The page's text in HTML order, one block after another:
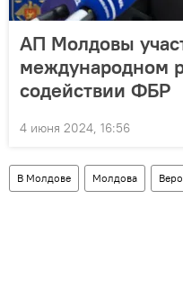
АП Молдовы
международном
содействии ФБР
4 июня 2024, 16:56
В Молдове Молдова